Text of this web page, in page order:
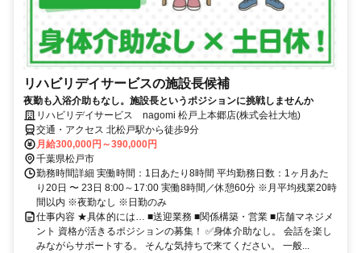
リハビリデイサービスの施設長候補
夜勤も入浴介助もなし。施設長というポジションに挑戦しませんか
リハビリデイサービス nagomi 松戸上本郷店(株式会社大地)
交通・アクセス 北松戸駅から徒歩9分
月給300,000円～390,000円
千葉県松戸市
勤務時間詳細 実働時間：1日あたり8時間 平均勤務日数：1ヶ月あた
り20日 〜 23日 8:00～17:00 実働8時間／休憩60分 ※月平均残業20時
間以内 ※夜勤なし ※日勤のみ
仕事内容 ★具体的には… ■送迎業務 ■関係構築・営業 ■店舗マネジメ
ント 資格が活きるポジションの募集！ ✅身体介助なし。 会話を楽し
みながらサポートする。 そんな気持ちで来てください。 一般...